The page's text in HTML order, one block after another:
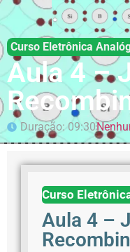
Curso Eletrônica
Aula 4 –
Duração: 09:30
Curso
Aula 4 –